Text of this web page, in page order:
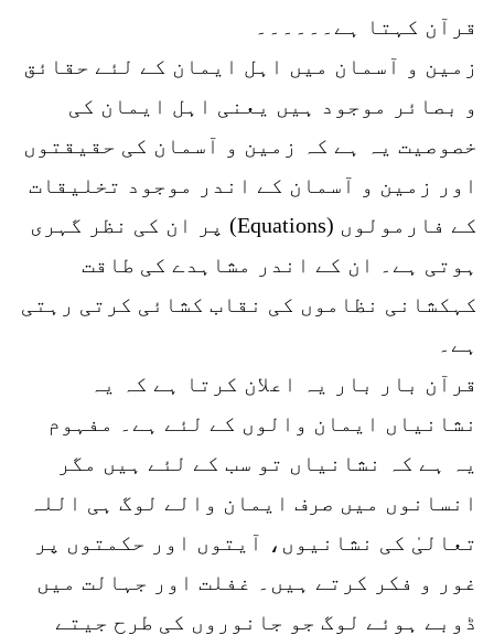
قرآن کہتا ہے۔۔۔۔۔۔
زمین و آسمان میں اہل ایمان کے لئے حقائق
و بصائر موجود ہیں یعنی اہل ایمان کی
خصوصیت یہ ہے کہ زمین و آسمان کی حقیقتوں
اور زمین و آسمان کے اندر موجود تخلیقات
کے فارمولوں (Equations) پر ان کی نظر گہری
ہوتی ہے۔ ان کے اندر مشاہدے کی طاقت
کہکشانی نظاموں کی نقاب کشائی کرتی رہتی
ہے۔
قرآن بار بار یہ اعلان کرتا ہے کہ یہ
نشانیاں ایمان والوں کے لئے ہے۔ مفہوم
یہ ہے کہ نشانیاں تو سب کے لئے ہیں مگر
انسانوں میں صرف ایمان والے لوگ ہی اللہ
تعالیٰ کی نشانیوں، آیتوں اور حکمتوں پر
غور و فکر کرتے ہیں۔ غفلت اور جہالت میں
ڈوبے ہوئے لوگ جو جانوروں کی طرح جیتے